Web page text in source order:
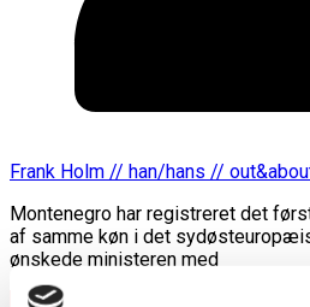
Frank Holm // han/hans //
Montenegro har registreret det
af samme køn i det
ønskede ministeren med
Læs mere